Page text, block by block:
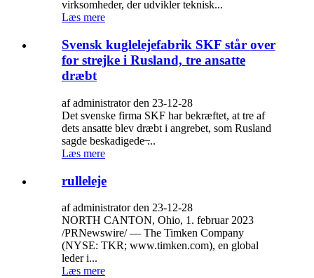
virksomheder, der udvikler teknisk...
Læs mere
Svensk kuglelejefabrik SKF står over
for strejke i Rusland, tre ansatte
dræbt
af administrator den 23-12-28
Det svenske firma SKF har bekræftet, at tre af
dets ansatte blev dræbt i angrebet, som Rusland
sagde beskadigede ̶...
Læs mere
rulleleje
af administrator den 23-12-28
NORTH CANTON, Ohio, 1. februar 2023
/PRNewswire/ — The Timken Company
(NYSE: TKR; www.timken.com), en global
leder i...
Læs mere